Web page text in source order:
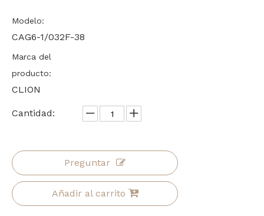
Modelo:
CAG6-1/032F-38
Marca del
producto:
CLION
Cantidad:
Preguntar
Añadir al carrito